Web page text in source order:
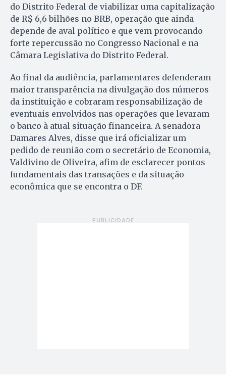
do Distrito Federal de viabilizar uma capitalização
de R$ 6,6 bilhões no BRB, operação que ainda
depende de aval político e que vem provocando
forte repercussão no Congresso Nacional e na
Câmara Legislativa do Distrito Federal.
Ao final da audiência, parlamentares defenderam
maior transparência na divulgação dos números
da instituição e cobraram responsabilização de
eventuais envolvidos nas operações que levaram
o banco à atual situação financeira. A senadora
Damares Alves, disse que irá oficializar um
pedido de reunião com o secretário de Economia,
Valdivino de Oliveira, afim de esclarecer pontos
fundamentais das transações e da situação
econômica que se encontra o DF.